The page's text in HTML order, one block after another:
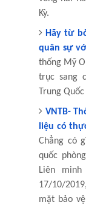
Kỳ.
Hãy từ
quân sự
thống Mỹ
trục sang
Trung
VNTB-
liệu có
Chẳng có
quốc
Liên
17/10/
mặt bảo